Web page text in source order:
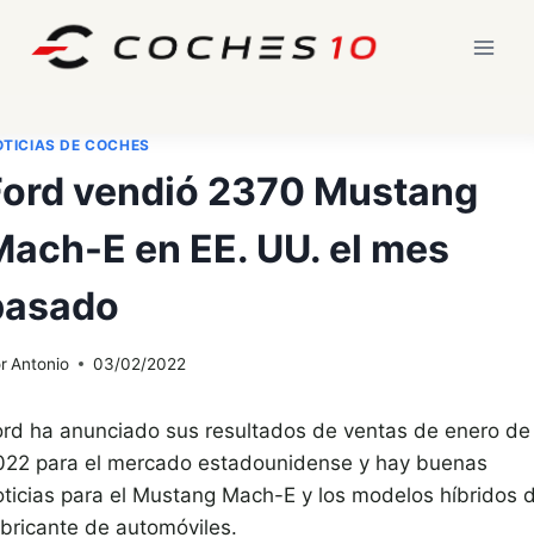
DE COCHES
vendió 2370 Mustang
E en EE. UU. el mes
Antonio 03/02/2022
ha anunciado sus resultados de ventas de enero de
para el mercado estadounidense y hay buenas
para el Mustang Mach-E y los modelos híbridos
de automóviles.